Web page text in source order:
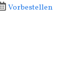
Vorbestellen